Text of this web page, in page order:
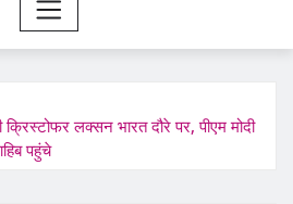
लक्सन भारत दौरे पर, पीएम मोदी
पहुंचे